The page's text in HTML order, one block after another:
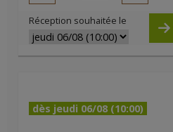
Réception souhaitée le
dès jeudi 06/08 (10:00)